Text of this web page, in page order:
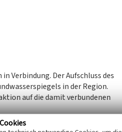
Verbindung. Der Aufschluss des
in der Region.
auf die damit verbundenen
Erscheinung ortsbildprägend